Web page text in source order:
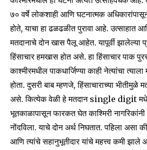
७० वर्षे लोकशाही आणि घटनात्मक
होते, याचा हा ढळढळीत पुरावा आहे. उत्साहात
मतदानाचे दोन खास पैलू आहेत. यापूर्वी झालेल्या
हिंसाचार हमखास होत असे. हा हिंसाचार पाक
काश्मीरमधील पाकधार्जिण्या काही नेत्यांचा
होता. दुसरी बाब म्हणजे, हिंसाचाराच्या भीतीमुळे
असे. कित्येक वेळी हे मतदान single digit
भूतकाळापासून फारकत घेत काश्मिरी
नोंदविला. याचे दोन अर्थ निघतात. पहिला असा
आणि त्यांचे सहानुभूतीदार यांचे महत्त्व कमी